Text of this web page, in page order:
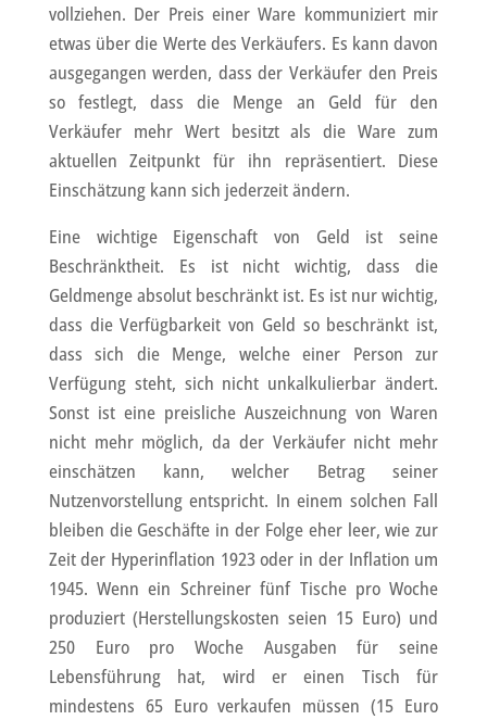
vollziehen. Der Preis einer Ware kommuniziert mir
etwas über die Werte des Verkäufers. Es kann davon
ausgegangen werden, dass der Verkäufer den Preis
so festlegt, dass die Menge an Geld für den
Verkäufer mehr Wert besitzt als die Ware zum
aktuellen Zeitpunkt für ihn repräsentiert. Diese
Einschätzung kann sich jederzeit ändern.
Eine wichtige Eigenschaft von Geld ist seine
Beschränktheit. Es ist nicht wichtig, dass die
Geldmenge absolut beschränkt ist. Es ist nur wichtig,
dass die Verfügbarkeit von Geld so beschränkt ist,
dass sich die Menge, welche einer Person zur
Verfügung steht, sich nicht unkalkulierbar ändert.
Sonst ist eine preisliche Auszeichnung von Waren
nicht mehr möglich, da der Verkäufer nicht mehr
einschätzen kann, welcher Betrag seiner
Nutzenvorstellung entspricht. In einem solchen Fall
bleiben die Geschäfte in der Folge eher leer, wie zur
Zeit der Hyperinflation 1923 oder in der Inflation um
1945. Wenn ein Schreiner fünf Tische pro Woche
produziert (Herstellungskosten seien 15 Euro) und
250 Euro pro Woche Ausgaben für seine
Lebensführung hat, wird er einen Tisch für
mindestens 65 Euro verkaufen müssen (15 Euro